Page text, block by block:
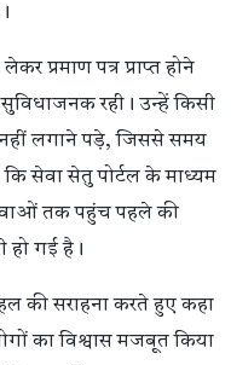
प्रमाण पत्र प्राप्त होने
सुविधाजनक रही। उन्हें किसी
नहीं लगाने पड़े, जिससे समय
सेवा सेतु पोर्टल के माध्यम
तक पहुंच पहले की
हो गई है।
की सराहना करते हुए कहा
का विश्वास मजबूत किया